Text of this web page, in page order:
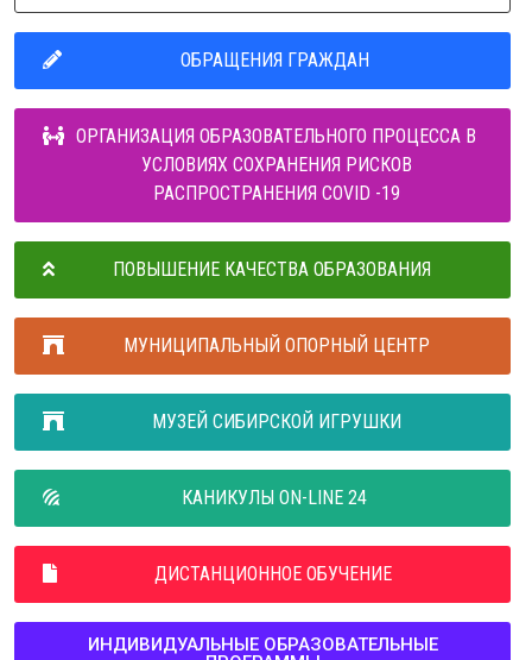
ОБРАЩЕНИЯ ГРАЖДАН
ОРГАНИЗАЦИЯ ОБРАЗОВАТЕЛЬНОГО ПРОЦЕССА В
УСЛОВИЯХ СОХРАНЕНИЯ РИСКОВ
РАСПРОСТРАНЕНИЯ COVID -19
ПОВЫШЕНИЕ КАЧЕСТВА ОБРАЗОВАНИЯ
МУНИЦИПАЛЬНЫЙ ОПОРНЫЙ ЦЕНТР
МУЗЕЙ СИБИРСКОЙ ИГРУШКИ
КАНИКУЛЫ ON-LINE 24
ДИСТАНЦИОННОЕ ОБУЧЕНИЕ
ИНДИВИДУАЛЬНЫЕ ОБРАЗОВАТЕЛЬНЫЕ